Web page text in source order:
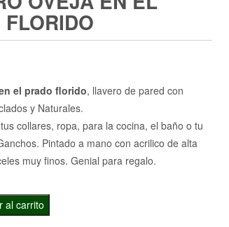
el prado florido, llavero de pared con
y Naturales.
collares, ropa, para la cocina, el baño o tu
Pintado a mano con acrilico de alta
muy finos. Genial para regalo.
al carrito